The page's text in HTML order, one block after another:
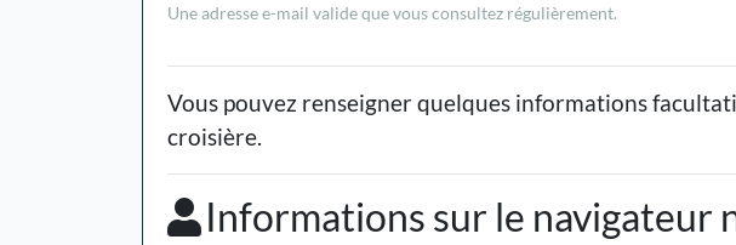
Une adresse e-mail valide que vous consultez régulièrement.
Vous pouvez renseigner quelques informations
croisière.
Informations sur le navigateur